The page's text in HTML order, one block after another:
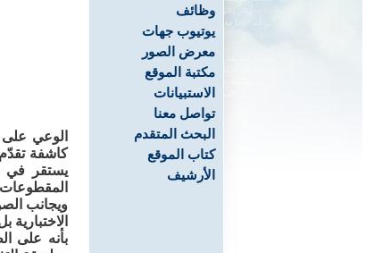
وظائف
يوتيوب جهات
معرض الصور
مكتبة الموقع
الاستبيانات
تواصل معنا
البحث المتقدم
كتاب الموقع
الأرشيف
الوعي على
كاشفة
يستقر في
ويجانب
بأنه على